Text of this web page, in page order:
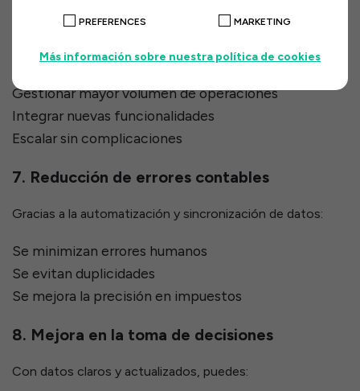
debe adaptarse.
Holdedpermite:
Gestionar mayor volumen de operaciones
Integrar nuevas funcionalidades
Escalar sin complicaciones
7. Reducción de errores contables
Gracias a la automatización y sincronización de datos:
Se minimizan errores humanos
Se evitan duplicidades
Se mejora la precisión en impuestos
8. Mejora en la toma de decisiones
Con datos claros y actualizados, puedes:
PREFERENCES MARKETING
Más información sobre nuestra política de cookies